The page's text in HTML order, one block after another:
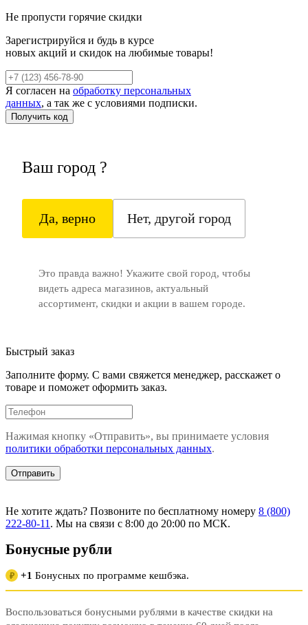
Не пропусти горячие скидки
Зарегистрируйся и будь в курсе
новых акций и скидок на любимые товары!
Я согласен на обработку персональных
данных, а так же с условиями подписки.
Ваш город ?
Да, верно Нет, другой город
Это правда важно! Укажите свой город, чтобы
видеть адреса магазинов, актуальный
ассортимент, скидки и акции в вашем городе.
Быстрый заказ
Заполните форму. С вами свяжется менеджер, расскажет о
товаре и поможет оформить заказ.
Нажимая кнопку «Отправить», вы принимаете условия
политики обработки персональных данных.
Не хотите ждать? Позвоните по бесплатному номеру 8 (800)
222-80-11 . Мы на связи с 8:00 до 20:00 по МСК.
Бонусные рубли
₽ +1 Бонусных по программе кешбэка.
Воспользоваться бонусными рублями в качестве скидки на